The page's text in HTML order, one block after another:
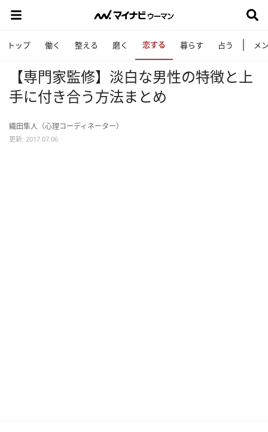
トップ 働く 整える 磨く 恋する 暮らす 占う メ
【専門家監修】淡白な男性の特徴と上
手に付き合う方法まとめ
織田隼人（心理コーディネーター）
更新: 2017.07.06